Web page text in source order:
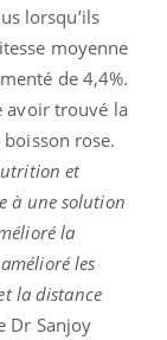
lorsqu’ils
moyenne
de 4,4%.
avoir trouvé la
rose.
et
à une solution
la
les
la distance
Dr Sanjoy